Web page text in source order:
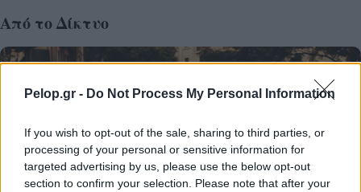
Pelop.gr - Do Not Process My Personal Information
If you wish to opt-out of the sale, sharing to third parties, or
processing of your personal or sensitive information for
targeted advertising by us, please use the below opt-out
section to confirm your selection. Please note that after your
Από το Δίκτυο